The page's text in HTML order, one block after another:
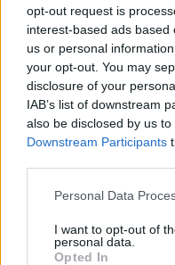
opt-out request is
interest-based ads
us or personal
your opt-out. You may
disclosure of your
IAB’s list of downstream
also be disclosed by us
Downstream Participants
Personal Data
I want to opt-out of
personal data.
Opted In